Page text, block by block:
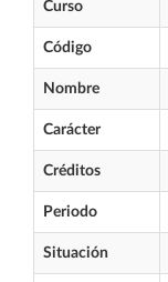
Curso
Código
Nombre
Carácter
Créditos
Periodo
Situación